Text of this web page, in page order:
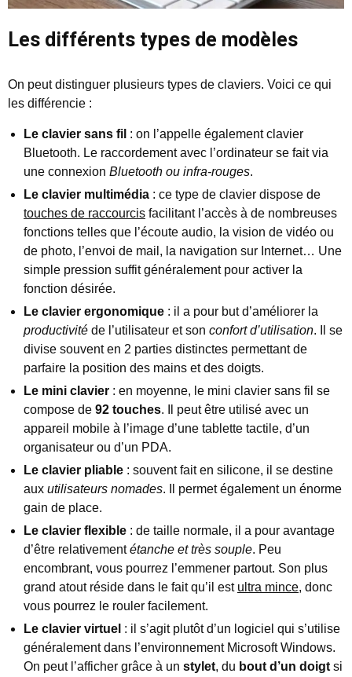
Les différents types de modèles
On peut distinguer plusieurs types de claviers. Voici ce qui
les différencie :
Le clavier sans fil : on l’appelle également clavier
Bluetooth. Le raccordement avec l’ordinateur se fait via
une connexion Bluetooth ou infra-rouges.
Le clavier multimédia : ce type de clavier dispose de
touches de raccourcis facilitant l’accès à de nombreuses
fonctions telles que l’écoute audio, la vision de vidéo ou
de photo, l’envoi de mail, la navigation sur Internet… Une
simple pression suffit généralement pour activer la
fonction désirée.
Le clavier ergonomique : il a pour but d’améliorer la
productivité de l’utilisateur et son confort d’utilisation. Il se
divise souvent en 2 parties distinctes permettant de
parfaire la position des mains et des doigts.
Le mini clavier : en moyenne, le mini clavier sans fil se
compose de 92 touches. Il peut être utilisé avec un
appareil mobile à l’image d’une tablette tactile, d’un
organisateur ou d’un PDA.
Le clavier pliable : souvent fait en silicone, il se destine
aux utilisateurs nomades. Il permet également un énorme
gain de place.
Le clavier flexible : de taille normale, il a pour avantage
d’être relativementétanche et très souple. Peu
encombrant, vous pourrez l’emmener partout. Son plus
grand atout réside dans le fait qu’il est ultra mince, donc
vous pourrez le rouler facilement.
Le clavier virtuel : il s’agit plutôt d’un logiciel qui s’utilise
généralement dans l’environnement Microsoft Windows.
On peut l’afficher grâce à un stylet, du bout d’un doigt si